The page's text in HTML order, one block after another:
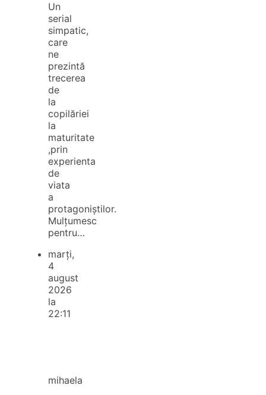
Un
serial
simpatic,
care
ne
prezintă
trecerea
de
la
copilăriei
la
maturitate
,prin
experienta
de
viata
a
protagoniștilor.
Mulțumesc
pentru…
marți,
4
august
2026
la
22:11
mihaela